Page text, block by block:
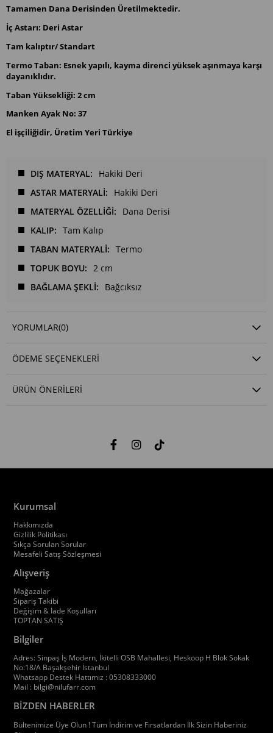
Tamamen Dana Derisinden Üretilmektedir.
İç Astarı: Deri Astar
Tam kalıptır/ Standart
Termo Taban: Esnek yapılı, kayma direnci yüksek aşınmaya karşı
dayanıklıdır.
Taban Yüksekliği: 2 cm
Manken Ayak No: 37
El işçiliğidir, Üretim Yeri Türkiye
DIŞ MATERYAL
Hakiki Deri
ASTAR MATERYALİ
Hakiki Deri
MATERYAL ÖZELLİĞİ
Dana Derisi
KALIP
Tam Kalıp
TABAN MATERYALİ
Termo
TOPUK BOYU
2 cm
BAĞLAMA ŞEKLİ
Bağcıksız
YORUMLAR(0)
ÖDEME SEÇENEKLERI
ÜRÜN ÖNERILERI
Kurumsal
Hakkımızda
Gizlilik Politikası
Sıkça Sorulan Sorular
Mesafeli Satış Sözleşmesi
Alışveriş
Mağazalar
Sipariş Takibi
Değişim & İade Koşulları
TOPTAN SATIŞ
Bilgiler
Adres: Sinpaş İş Modern, İkitelli OSB Mahallesi, Heskoop H Blok Sokak
No:18/A Başakşehir İstanbul
Whatsapp Destek Hattımız : 05308333000
Mail : bilgi@nilufarr.com
BİZDEN HABERLER
Bültenimize Üye Olun ! Tüm İndirim ve Fırsatlardan İlk Sizin Haberiniz